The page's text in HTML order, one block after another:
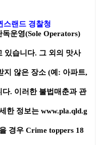
랜드 경찰청
영(Sole Operators)
습니다. 그 외의 맛사
않은 장소 (예: 아파트,
이러한 불법매춘과 관
한 정보는 www.pla.qld.g
우 Crime toppers 18